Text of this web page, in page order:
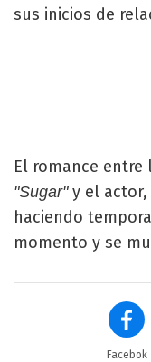
sus inicios de
El romance
"Sugar" y el
haciendo
momento y se
Facebok